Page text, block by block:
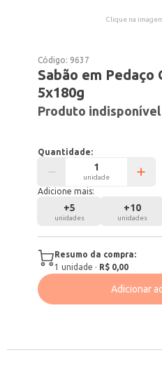
Clique na
Código: 9637
Sabão em Pedaço
5x180g
Produto indisponível
Quantidade:
unidade
Adicione mais:
+5
unidades
+10
unidades
Resumo da compra:
1 unidade · R$ 0,00
Adicionar